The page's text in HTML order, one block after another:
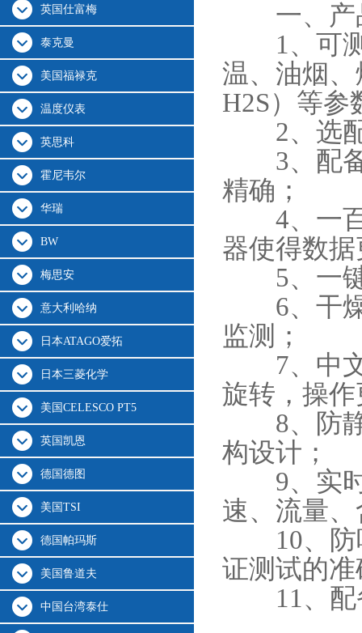
英国仕富梅
泰克曼
美国福禄克
温度仪表
英思科
霍尼韦尔
华瑞
BW
梅思安
意大利哈纳
日本ATAGO爱拓
日本三菱化学
美国CELESCO PT5
英国凯恩
德国德图
美国TSI
德国帕玛斯
美国鲁道夫
中国台湾泰仕
一、产
1、可测
温、油烟、
H2S）等参
2、选配
3、配备
精确；
4、一百
器使得数
5、一键
6、干燥
监测；
7、中文
旋转，操
8、防静
构设计；
9、实时
速、流量
10、防吸
证测试的
11、配